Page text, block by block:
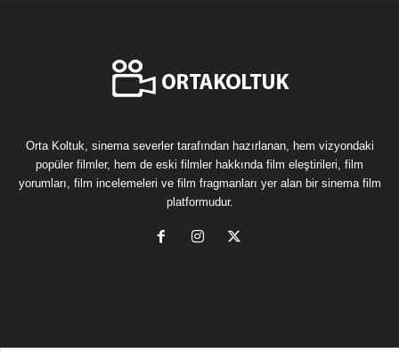
Orta Koltuk, sinema severler tarafından hazırlanan, hem vizyondaki
popüler filmler, hem de eski filmler hakkında film eleştirileri, film
yorumları, film incelemeleri ve film fragmanları yer alan bir sinema film
platformudur.